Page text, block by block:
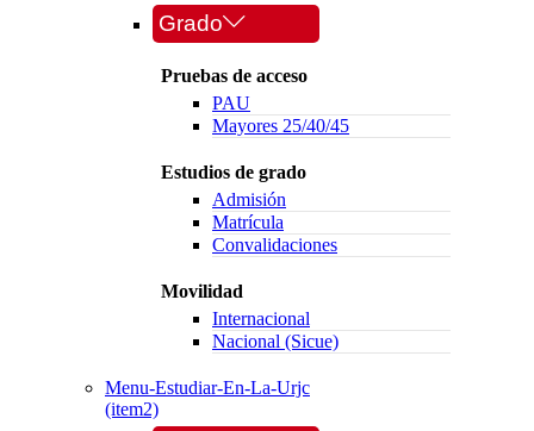
Grado
Pruebas de acceso
PAU
Mayores 25/40/45
Estudios de grado
Admisión
Matrícula
Convalidaciones
Movilidad
Internacional
Nacional (Sicue)
Menu-Estudiar-En-La-Urjc
(item2)